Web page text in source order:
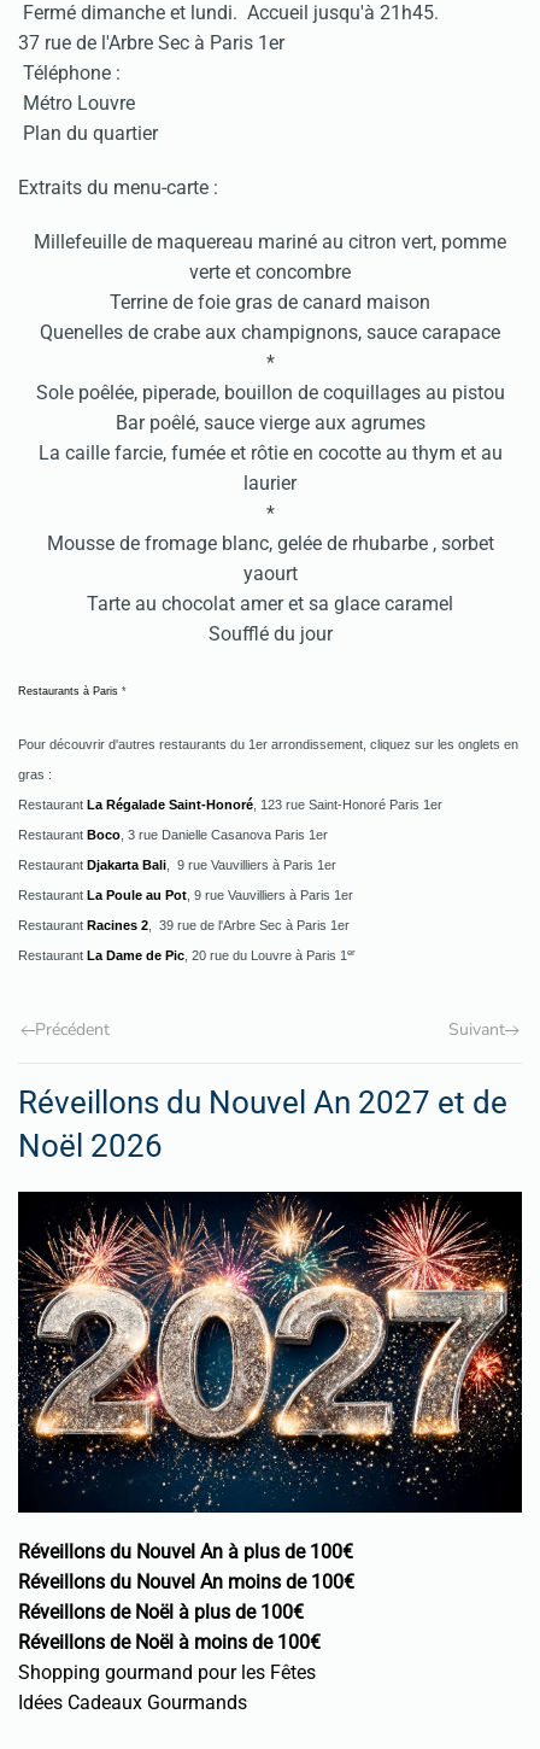
Fermé dimanche et lundi. Accueil jusqu'à 21h45.
37 rue de l'Arbre Sec à Paris 1er
Téléphone :
Métro Louvre
Plan du quartier
Extraits du menu-carte :
Millefeuille de maquereau mariné au citron vert, pomme
verte et concombre
Terrine de foie gras de canard maison
Quenelles de crabe aux champignons, sauce carapace
*
Sole poêlée, piperade, bouillon de coquillages au pistou
Bar poêlé, sauce vierge aux agrumes
La caille farcie, fumée et rôtie en cocotte au thym et au
laurier
*
Mousse de fromage blanc, gelée de rhubarbe , sorbet
yaourt
Tarte au chocolat amer et sa glace caramel
Soufflé du jour
Restaurants à Paris *
Pour découvrir d'autres restaurants du 1er arrondissement, cliquez sur les onglets en
gras :
Restaurant La Régalade Saint-Honoré , 123 rue Saint-Honoré Paris 1er
Restaurant Boco , 3 rue Danielle Casanova Paris 1er
Restaurant Djakarta Bali , 9 rue Vauvilliers à Paris 1er
Restaurant La Poule au Pot , 9 rue Vauvilliers à Paris 1er
Restaurant Racines 2 , 39 rue de l'Arbre Sec à Paris 1er
Restaurant La Dame de Pic , 20 rue du Louvre à Paris 1 er
Précédent Suivant
Réveillons du Nouvel An 2027 et de
Noël 2026
Réveillons du Nouvel An à plus de 100€
Réveillons du Nouvel An moins de 100€
Réveillons de Noël à plus de 100€
Réveillons de Noël à moins de 100€
Shopping gourmand pour les Fêtes
Idées Cadeaux Gourmands